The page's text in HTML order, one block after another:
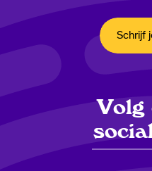
Opent
Schrijf
Volg